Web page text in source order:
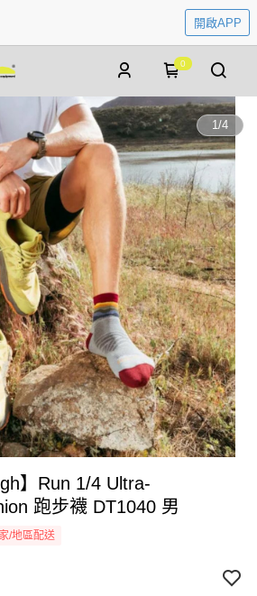
開啟APP
0
1/4
】Run 1/4 Ultra-
跑步襪 DT1040 男
/地區配送